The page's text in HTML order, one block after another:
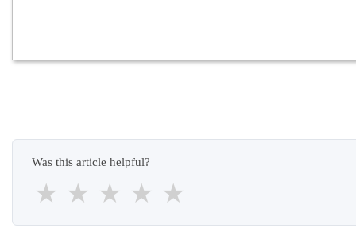
Was this article helpful?
★ ★ ★ ★ ★